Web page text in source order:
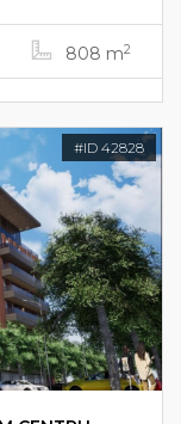
808 m2
#ID 42828